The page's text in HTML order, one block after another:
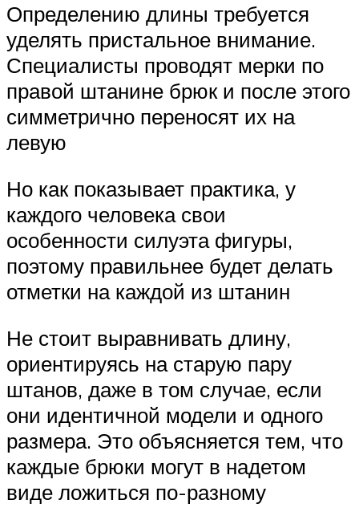
Определению длины требуется
уделять пристальное внимание.
Специалисты проводят мерки по
правой штанине брюк и после этого
симметрично переносят их на
левую
Но как показывает практика, у
каждого человека свои
особенности силуэта фигуры,
поэтому правильнее будет делать
отметки на каждой из штанин
Не стоит выравнивать длину,
ориентируясь на старую пару
штанов, даже в том случае, если
они идентичной модели и одного
размера. Это объясняется тем, что
каждые брюки могут в надетом
виде ложиться по-разному